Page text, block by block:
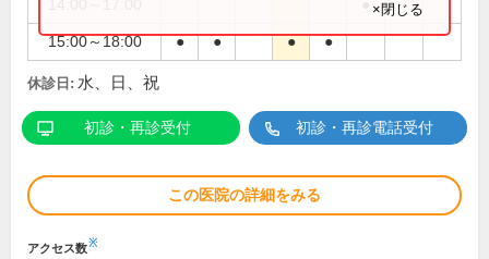
15:00～18:00 ● ● ● ●
×閉じる
休診日: 水、日、祝
初診・再診受付 初診・再診電話受付
この医院の詳細をみる
アクセス数※